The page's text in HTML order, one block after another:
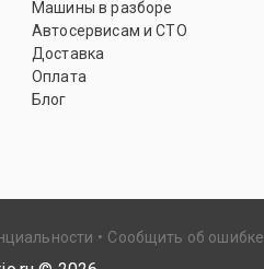
Машины в разборе
Автосервисам и СТО
Доставка
Оплата
Блог
Сообщить об ошибке